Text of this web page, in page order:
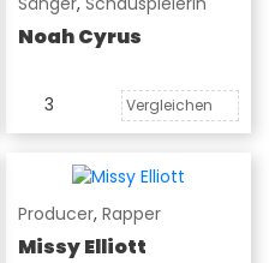
Noah Cyrus
3 Vergleichen
Producer, Rapper
Missy Elliott